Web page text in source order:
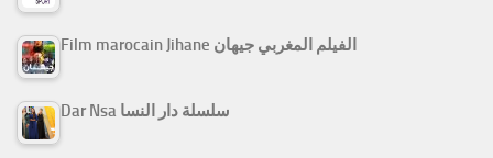
Film marocain Jihane الفيلم المغربي جيهان
Dar Nsa سلسلة دار النسا